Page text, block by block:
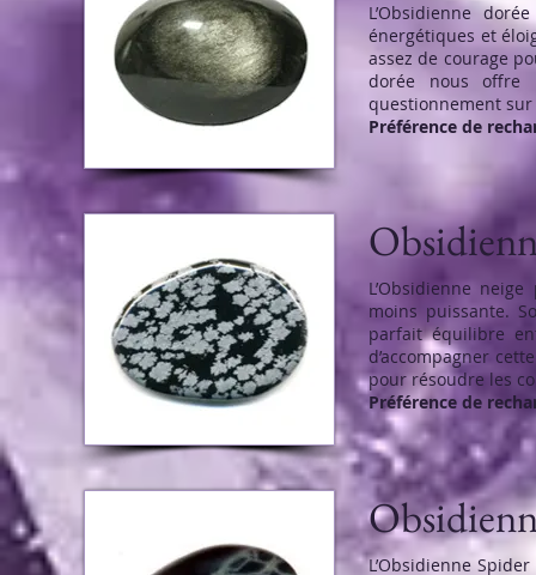
L’Obsidienne
énergétiques et
assez de courage
dorée nous offre
questionnement
Préférence de
L’Obsidienne
moins puissante.
parfait équilibre
d’accompagner
pour résoudre les
Préférence de
L’Obsidienne